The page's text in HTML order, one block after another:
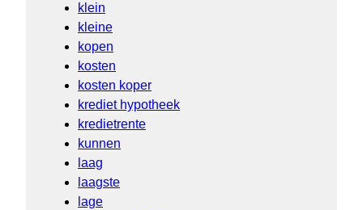
klein
kleine
kopen
kosten
kosten koper
krediet hypotheek
kredietrente
kunnen
laag
laagste
lage